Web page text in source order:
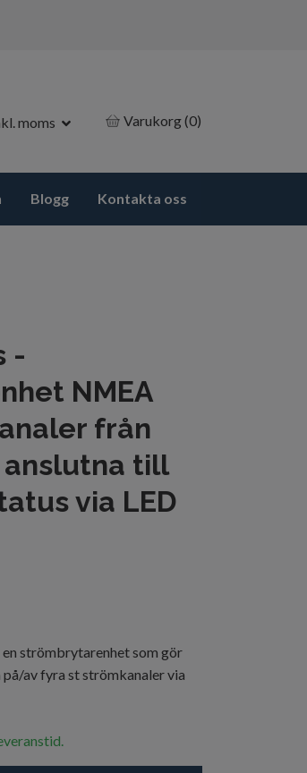
moms Varukorg(0)
Blogg Kontakta oss
-
NMEA
från
till
via LED
en strömbrytarenhet som gör
av fyra st strömkanaler via